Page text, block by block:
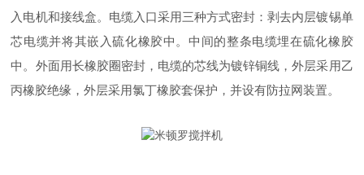
入电机和接线盒。电缆入口采用三种方式密封：剥去内层镀锡单
芯电缆并将其嵌入硫化橡胶中。中间的整条电缆埋在硫化橡胶
中。外面用长橡胶圈密封，电缆的芯线为镀锌铜线，外层采用乙
丙橡胶绝缘，外层采用氯丁橡胶套保护，并设有防拉网装置。